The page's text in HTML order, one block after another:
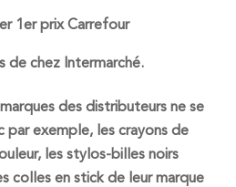
1er prix Carrefour
de chez Intermarché.
des distributeurs ne se
par exemple, les crayons de
les stylos-billes noirs
colles en stick de leur marque